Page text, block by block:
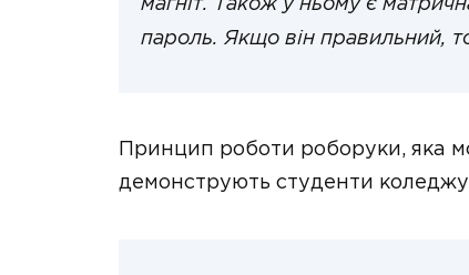
магніт. Також у ньому є
пароль. Якщо він правильний,
Принцип роботи роборуки, яка
демонструють студенти